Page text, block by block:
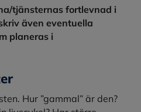
tjänsternas fortlevnad i
även eventuella
planeras i
Hur ”gammal” är den?